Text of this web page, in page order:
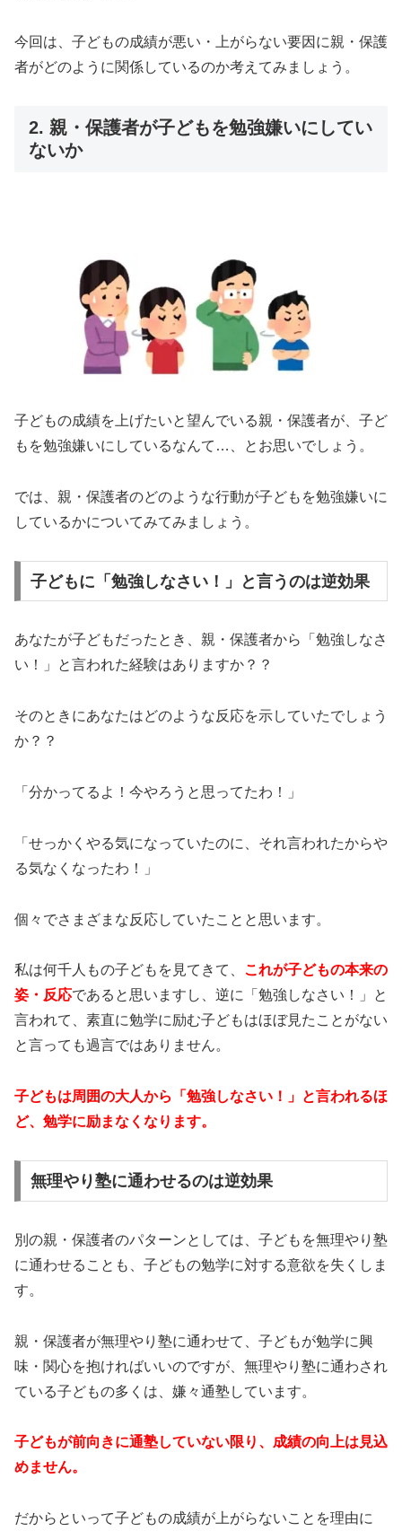
今回は、子どもの成績が悪い・上がらない要因に親・保護
者がどのように関係しているのか考えてみましょう。
2. 親・保護者が子どもを勉強嫌いにしてい
ないか
子どもの成績を上げたいと望んでいる親・保護者が、子ど
もを勉強嫌いにしているなんて…、とお思いでしょう。
では、親・保護者のどのような行動が子どもを勉強嫌いに
しているかについてみてみましょう。
子どもに「勉強しなさい！」と言うのは逆効果
あなたが子どもだったとき、親・保護者から「勉強しなさ
い！」と言われた経験はありますか？？
そのときにあなたはどのような反応を示していたでしょう
か？？
「分かってるよ！今やろうと思ってたわ！」
「せっかくやる気になっていたのに、それ言われたからや
る気なくなったわ！」
個々でさまざまな反応していたことと思います。
私は何千人もの子どもを見てきて、 これが子どもの本来の
姿・反応であると思いますし、逆に「勉強しなさい！」と
言われて、素直に勉学に励む子どもはほぼ見たことがない
と言っても過言ではありません。
子どもは周囲の大人から「勉強しなさい！」と言われるほ
ど、勉学に励まなくなります。
無理やり塾に通わせるのは逆効果
別の親・保護者のパターンとしては、子どもを無理やり塾
に通わせることも、子どもの勉学に対する意欲を失くしま
す。
親・保護者が無理やり塾に通わせて、子どもが勉学に興
味・関心を抱ければいいのですが、無理やり塾に通わされ
ている子どもの多くは、嫌々通塾しています。
子どもが前向きに通塾していない限り、成績の向上は見込
めません。
だからといって子どもの成績が上がらないことを理由に